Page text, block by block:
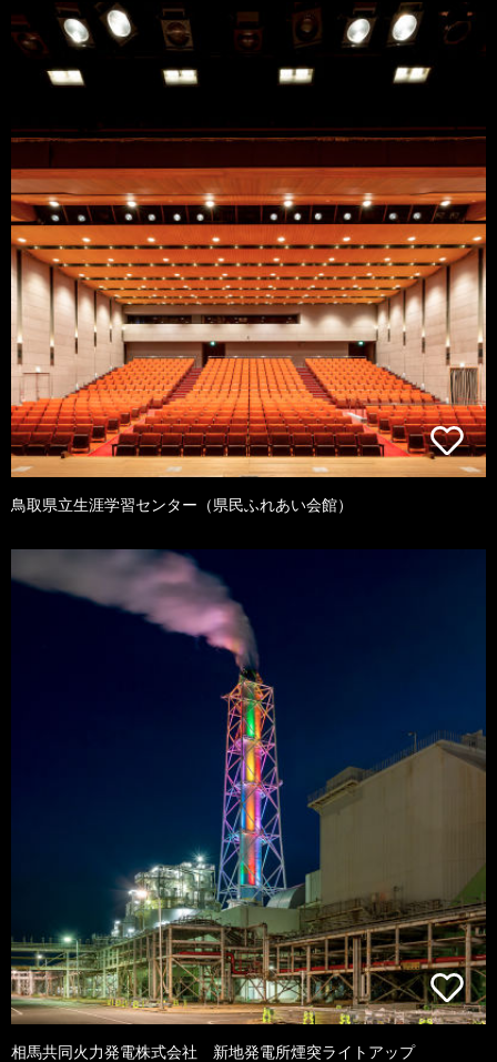
鳥取県立生涯学習センター（県民ふれあい会館）
相馬共同火力発電株式会社 新地発電所煙突ライトアップ